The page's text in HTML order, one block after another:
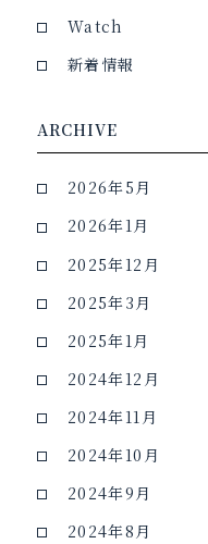
Watch
新着情報
ARCHIVE
2026年5月
2026年1月
2025年12月
2025年3月
2025年1月
2024年12月
2024年11月
2024年10月
2024年9月
2024年8月